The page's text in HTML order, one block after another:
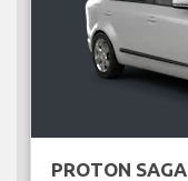
PROTON SAGA